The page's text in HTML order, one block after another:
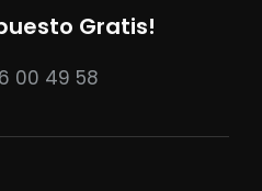
Gratis!
00 49 58